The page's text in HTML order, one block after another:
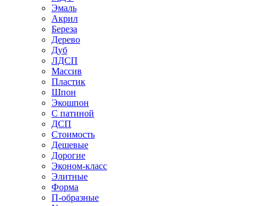
Эмаль
Акрил
Береза
Дерево
Дуб
ЛДСП
Массив
Пластик
Шпон
Экошпон
С патиной
ДСП
Стоимость
Дешевые
Дорогие
Эконом-класс
Элитные
Форма
П-образные